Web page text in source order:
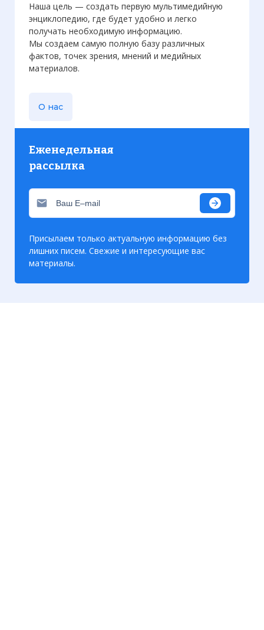
Наша цель — создать первую мультимедийную
энциклопедию, где будет удобно и легко
получать необходимую информацию.
Мы создаем самую полную базу различных
фактов, точек зрения, мнений и медийных
материалов.
О нас
Еженедельная
рассылка
Присылаем только актуальную информацию без
лишних писем. Свежие и интересующие вас
материалы.